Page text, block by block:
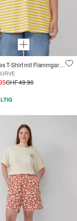
Gestreiftes T-Shirt mit Flammgarnstruktur
CHF 49.90